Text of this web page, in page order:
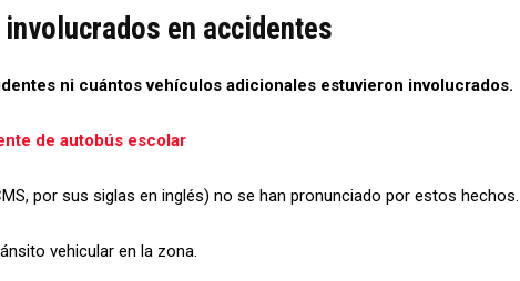
en accidentes
ni cuántos vehículos adicionales estuvieron involucrados.
de autobús escolar
por sus siglas en inglés) no se han pronunciado por estos hechos.
vehicular en la zona.